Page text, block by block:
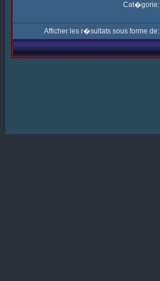
Cat�gorie:
Afficher les r�sultats sous forme de: